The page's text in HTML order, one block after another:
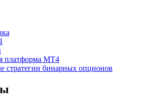
платформа МТ4
стратегии бинарных опционов